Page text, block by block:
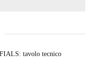
tavolo tecnico